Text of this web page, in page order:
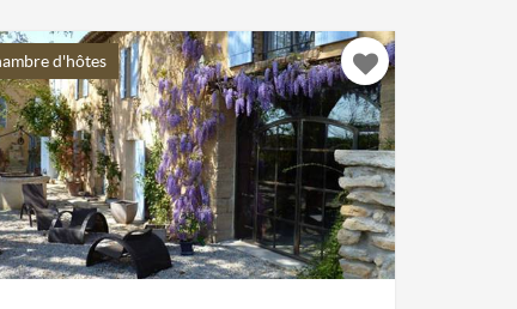
d'hôtes